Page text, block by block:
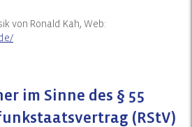
von Ronald Kah, Web:
im Sinne des § 55
(RStV)